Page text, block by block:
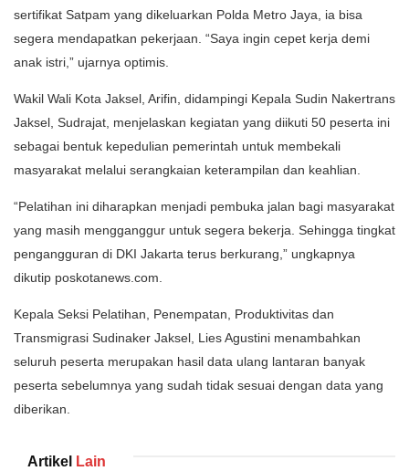
sertifikat Satpam yang dikeluarkan Polda Metro Jaya, ia bisa
segera mendapatkan pekerjaan. “Saya ingin cepet kerja demi
anak istri,” ujarnya optimis.
Wakil Wali Kota Jaksel, Arifin, didampingi Kepala Sudin Nakertrans
Jaksel, Sudrajat, menjelaskan kegiatan yang diikuti 50 peserta ini
sebagai bentuk kepedulian pemerintah untuk membekali
masyarakat melalui serangkaian keterampilan dan keahlian.
“Pelatihan ini diharapkan menjadi pembuka jalan bagi masyarakat
yang masih mengganggur untuk segera bekerja. Sehingga tingkat
pengangguran di DKI Jakarta terus berkurang,” ungkapnya
dikutip poskotanews.com.
Kepala Seksi Pelatihan, Penempatan, Produktivitas dan
Transmigrasi Sudinaker Jaksel, Lies Agustini menambahkan
seluruh peserta merupakan hasil data ulang lantaran banyak
peserta sebelumnya yang sudah tidak sesuai dengan data yang
diberikan.
Artikel Lain